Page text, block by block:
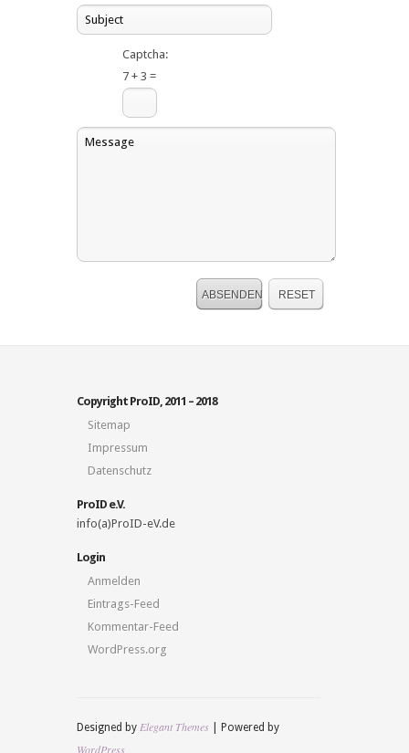
Captcha:
7 + 3 =
Copyright ProID, 2011 – 2018
Sitemap
Impressum
Datenschutz
ProID e.V.
info(a)ProID-eV.de
Login
Anmelden
Eintrags-Feed
Kommentar-Feed
WordPress.org
Designed by Elegant Themes | Powered by
WordPress